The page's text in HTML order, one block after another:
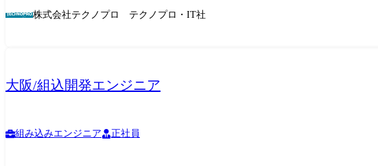
株式会社テクノプロ テクノプロ・IT社
大阪/組込開発エンジニア
組み込みエンジニア 正社員